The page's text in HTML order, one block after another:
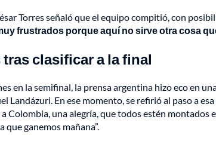
Torres señaló que el equipo compitió, con
frustrados porque aquí no sirve otra cosa
clasificar a la final
en la semifinal, la prensa argentina hizo eco en
En ese momento, se refirió al paso a
Colombia, una alegría, que todos estén montados
ganemos mañana”.